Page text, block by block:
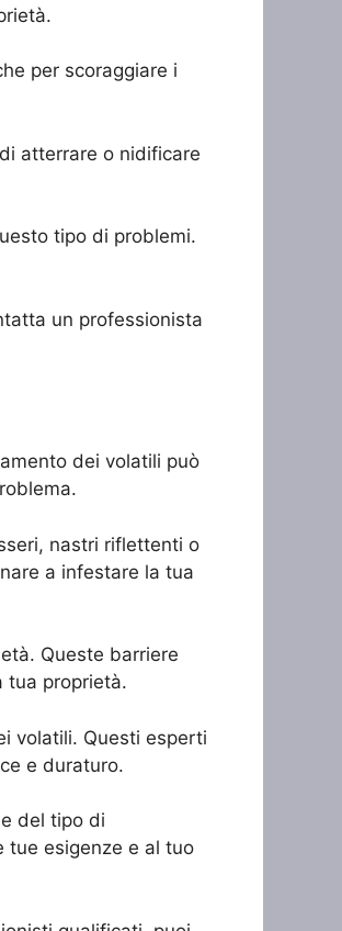
per scoraggiare i
atterrare o nidificare
tipo di problemi.
un professionista
dei volatili può
nastri riflettenti o
a infestare la tua
Queste barriere
tua proprietà.
volatili. Questi esperti
e duraturo.
del tipo di
tue esigenze e al tuo